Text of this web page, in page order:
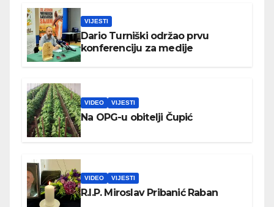
VIJESTI
Dario Turniški održao prvu
konferenciju za medije
VIDEO VIJESTI
Na OPG-u obitelji Čupić
VIDEO VIJESTI
R.I.P. Miroslav Pribanić Raban